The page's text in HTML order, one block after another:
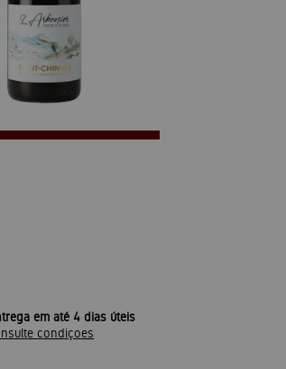
em até 4 dias úteis
condiçoes